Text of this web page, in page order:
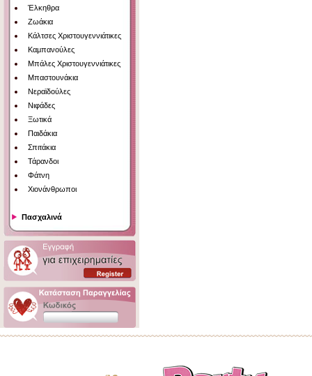
Έλκηθρα
Ζωάκια
Κάλτσες Χριστουγεννιάτικες
Καμπανούλες
Μπάλες Χριστουγεννιάτικες
Μπαστουνάκια
Νεραϊδούλες
Νιφάδες
Ξωτικά
Παιδάκια
Σπιτάκια
Τάρανδοι
Φάτνη
Χιονάνθρωποι
Πασχαλινά